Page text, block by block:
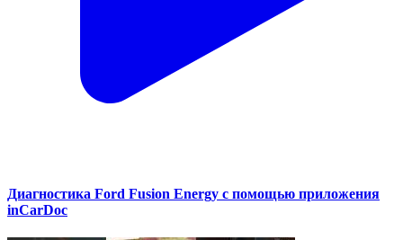
Диагностика Ford Fusion Energy с помощью приложения
inCarDoc